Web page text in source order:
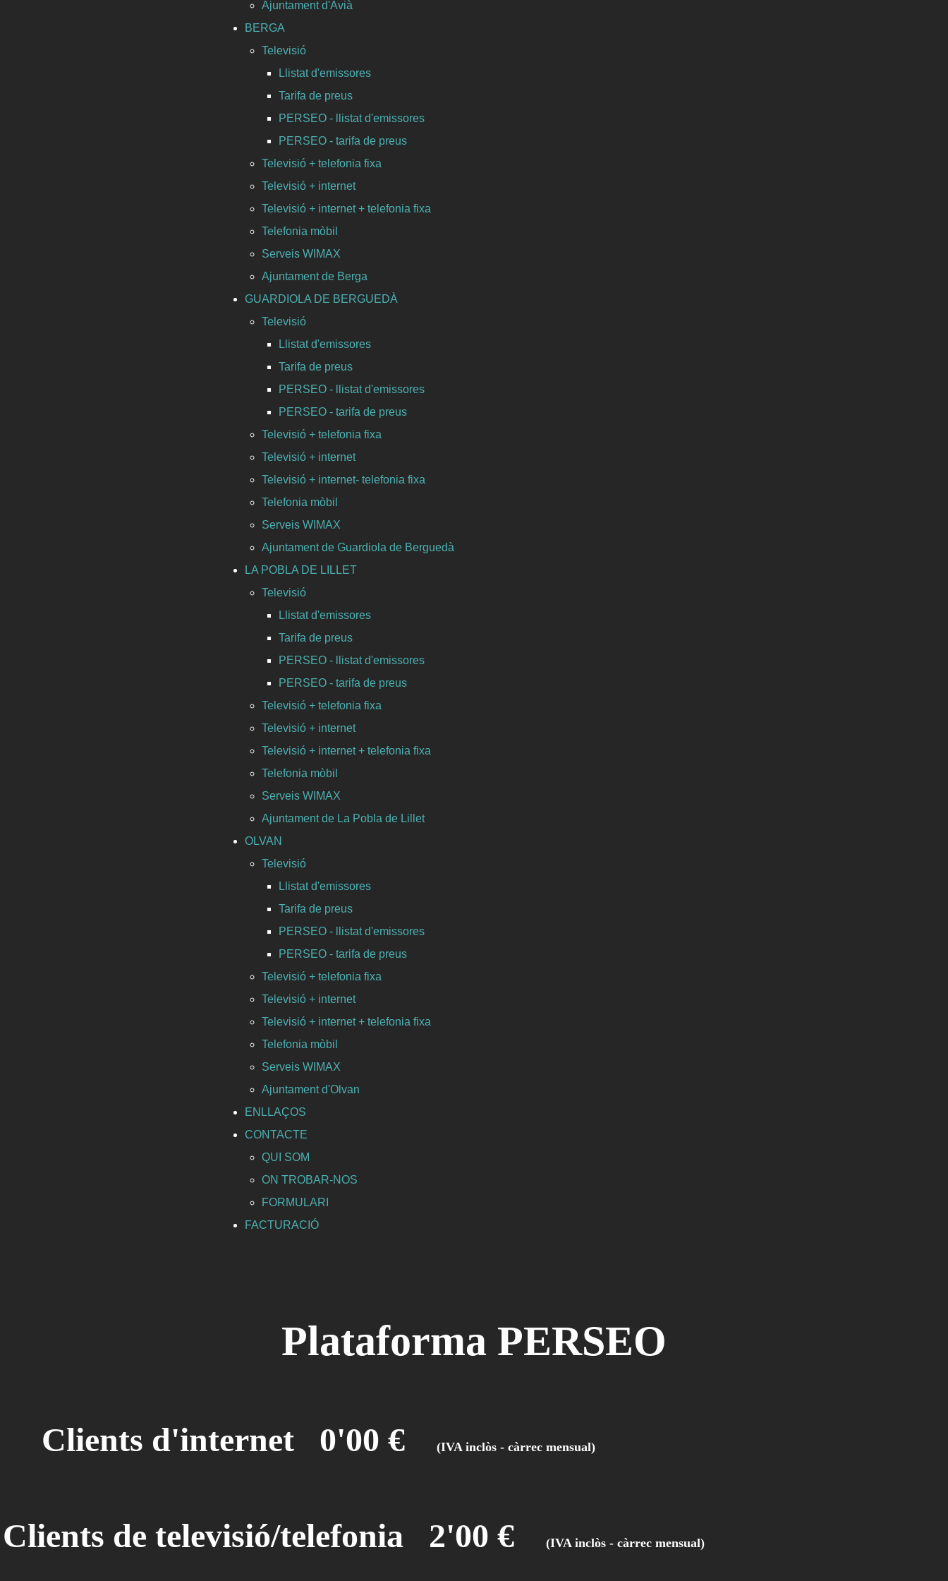
Ajuntament d'Avià
BERGA
Televisió
Llistat d'emissores
Tarifa de preus
PERSEO - llistat d'emissores
PERSEO - tarifa de preus
Televisió + telefonia fixa
Televisió + internet
Televisió + internet + telefonia fixa
Telefonia mòbil
Serveis WIMAX
Ajuntament de Berga
GUARDIOLA DE BERGUEDÀ
Televisió
Llistat d'emissores
Tarifa de preus
PERSEO - llistat d'emissores
PERSEO - tarifa de preus
Televisió + telefonia fixa
Televisió + internet
Televisió + internet- telefonia fixa
Telefonia mòbil
Serveis WIMAX
Ajuntament de Guardiola de Berguedà
LA POBLA DE LILLET
Televisió
Llistat d'emissores
Tarifa de preus
PERSEO - llistat d'emissores
PERSEO - tarifa de preus
Televisió + telefonia fixa
Televisió + internet
Televisió + internet + telefonia fixa
Telefonia mòbil
Serveis WIMAX
Ajuntament de La Pobla de Lillet
OLVAN
Televisió
Llistat d'emissores
Tarifa de preus
PERSEO - llistat d'emissores
PERSEO - tarifa de preus
Televisió + telefonia fixa
Televisió + internet
Televisió + internet + telefonia fixa
Telefonia mòbil
Serveis WIMAX
Ajuntament d'Olvan
ENLLAÇOS
CONTACTE
QUI SOM
ON TROBAR-NOS
FORMULARI
FACTURACIÓ
Plataforma PERSEO
Clients d'internet 0'00 € (IVA inclòs - càrrec mensual)
Clients de televisió/telefonia 2'00 € (IVA inclòs - càrrec mensual)